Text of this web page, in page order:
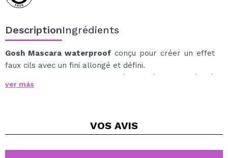
DescriptionIngrédients
Gosh Mascara waterproof conçu pour créer un effet
faux cils avec un fini allongé et défini.
Sa formule, enrichie en polymères spéciaux, adhère à
chaque cil, permettant de créer longueur et volume en
transfert, pour des cils impeccables toute la journée,
Malgré sa résistance, elle s'enlève facilement, offrant
ver más
VOS AVIS